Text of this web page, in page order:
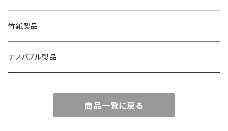
竹紙製品
ナノバブル製品
商品一覧に戻る